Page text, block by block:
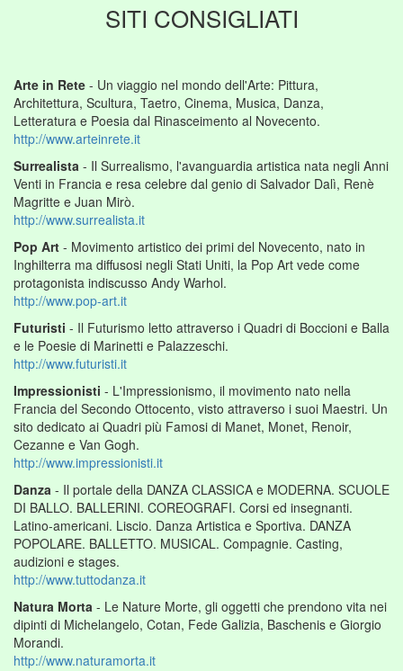
SITI CONSIGLIATI
Arte in Rete - Un viaggio nel mondo dell'Arte: Pittura,
Architettura, Scultura, Taetro, Cinema, Musica, Danza,
Letteratura e Poesia dal Rinasceimento al Novecento.
http://www.arteinrete.it
Surrealista - Il Surrealismo, l'avanguardia artistica nata negli Anni
Venti in Francia e resa celebre dal genio di Salvador Dalì, Renè
Magritte e Juan Mirò.
http://www.surrealista.it
Pop Art - Movimento artistico dei primi del Novecento, nato in
Inghilterra ma diffusosi negli Stati Uniti, la Pop Art vede come
protagonista indiscusso Andy Warhol.
http://www.pop-art.it
Futuristi - Il Futurismo letto attraverso i Quadri di Boccioni e Balla
e le Poesie di Marinetti e Palazzeschi.
http://www.futuristi.it
Impressionisti - L'Impressionismo, il movimento nato nella
Francia del Secondo Ottocento, visto attraverso i suoi Maestri. Un
sito dedicato ai Quadri più Famosi di Manet, Monet, Renoir,
Cezanne e Van Gogh.
http://www.impressionisti.it
Danza - Il portale della DANZA CLASSICA e MODERNA. SCUOLE
DI BALLO. BALLERINI. COREOGRAFI. Corsi ed insegnanti.
Latino-americani. Liscio. Danza Artistica e Sportiva. DANZA
POPOLARE. BALLETTO. MUSICAL. Compagnie. Casting,
audizioni e stages.
http://www.tuttodanza.it
Natura Morta - Le Nature Morte, gli oggetti che prendono vita nei
dipinti di Michelangelo, Cotan, Fede Galizia, Baschenis e Giorgio
Morandi.
http://www.naturamorta.it